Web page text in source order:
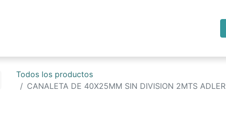
Todos los productos
CANALETA DE 40X25MM SIN DIVISION 2MTS ADLER